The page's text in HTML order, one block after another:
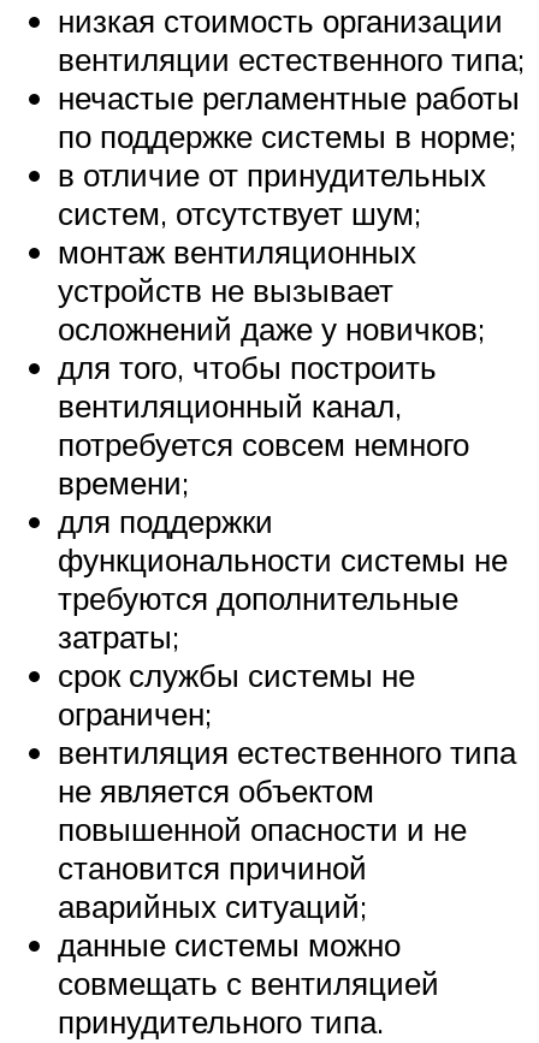
низкая стоимость организации
вентиляции естественного типа;
нечастые регламентные работы
по поддержке системы в норме;
в отличие от принудительных
систем, отсутствует шум;
монтаж вентиляционных
устройств не вызывает
осложнений даже у новичков;
для того, чтобы построить
вентиляционный канал,
потребуется совсем немного
времени;
для поддержки
функциональности системы не
требуются дополнительные
затраты;
срок службы системы не
ограничен;
вентиляция естественного типа
не является объектом
повышенной опасности и не
становится причиной
аварийных ситуаций;
данные системы можно
совмещать с вентиляцией
принудительного типа.